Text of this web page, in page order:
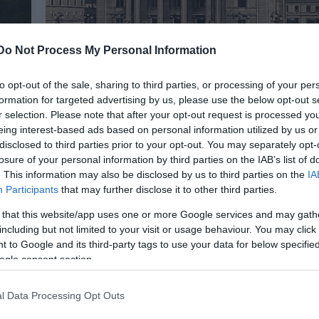
Not Process My Personal Information
opt-out of the sale, sharing to third parties, or processing of your
for targeted advertising by us, please use the below opt-out
selection. Please note that after your opt-out request is processed
interest-based ads based on personal information utilized by us
to third parties prior to your opt-out. You may separately
of your personal information by third parties on the IAB’s list of
This information may also be disclosed by us to third parties on the
Participants that may further disclose it to other third parties.
that this website/app uses one or more Google services and may
but not limited to your visit or usage behaviour. You may
to Google and its third-party tags to use your data for below
consent section.
Data Processing Opt Outs
öt
A Szigligeti Színház december 13-án, kedden kezdi
a jegyárusítást a Mágnás Miska című operett
szilveszteri bemutatójára. A Mágnás Miska a
operett-irodalom egyik legsikeresebb műve, mely
és újból bemutatásra kerül, zenés és prózai
színházakban egyaránt.